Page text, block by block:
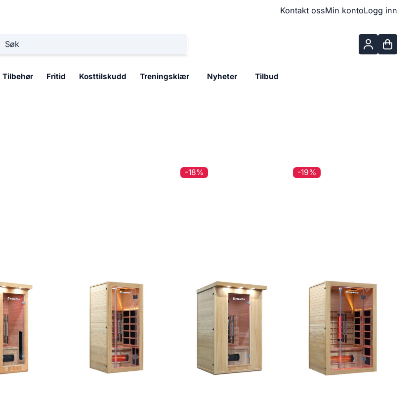
Kontakt ossMin kontoLogg inn
Tilbehør Fritid Kosttilskudd Treningsklær Nyheter Tilbud
-18% -19%